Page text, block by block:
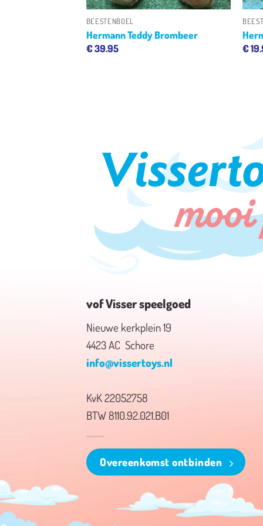
BEESTENBOEL
Hermann Teddy Brombeer
€39.95
€
vof Visser speelgoed
Nieuwe kerkplein 19
4423 AC Schore
info@vissertoys.nl
KvK 22052758
BTW 8110.92.021.B01
Overeenkomst ontbinden